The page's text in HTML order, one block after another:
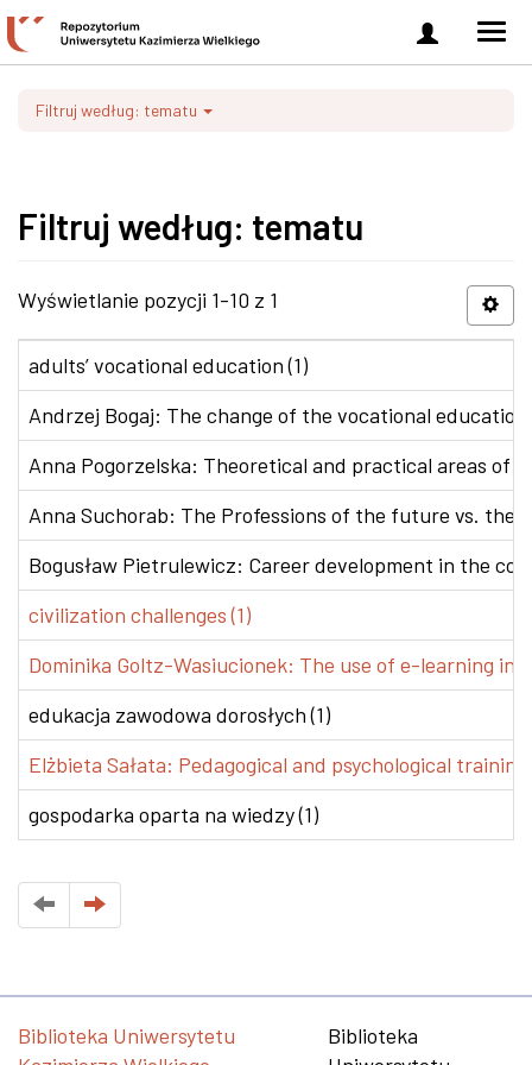
Zaloguj
się
Filtruj według: tematu
Filtruj według: tematu
Wyświetlanie pozycji 1-10 z 1
adults’ vocational education (1)
Andrzej Bogaj: The change of the vocational
Anna Pogorzelska: Theoretical and practical areas of
Anna Suchorab: The Professions of the future vs. the
Bogusław Pietrulewicz: Career development in the
civilization challenges (1)
Dominika Goltz-Wasiucionek: The use of e-learning in
edukacja zawodowa dorosłych (1)
Elżbieta Sałata: Pedagogical and psychological
gospodarka oparta na wiedzy (1)
Biblioteka Uniwersytetu
Biblioteka